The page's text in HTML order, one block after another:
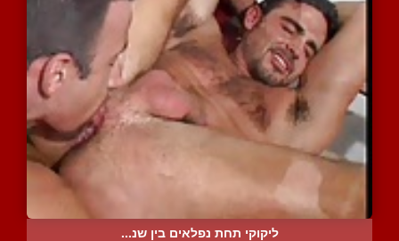
ליקוקי תחת נפלאים בין שנ...